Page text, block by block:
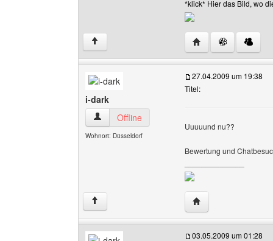
*klick* Hier das Bild, wo
↑ Website dieses
i-dark
i-dark Benutzer-Profile anzeigen
Offline
Wohnort: Düsseldorf
27.04.2009 um 19:38
Titel:
Uuuuund nu??
Bewertung und
↑ Website dieses
03.05.2009 um 01:28